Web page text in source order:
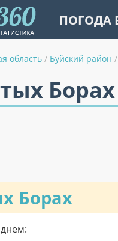
ПОГОДА
область / Буйский район /
Борах